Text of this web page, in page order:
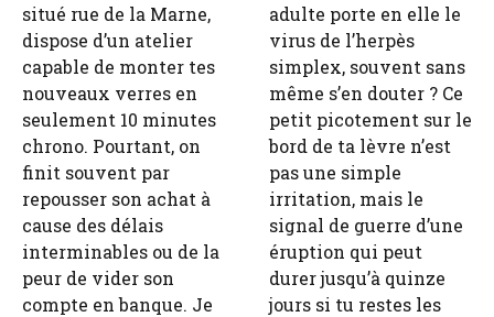
situé rue de la Marne,
dispose d’un atelier
capable de monter tes
nouveaux verres en
seulement 10 minutes
chrono. Pourtant, on
finit souvent par
repousser son achat à
cause des délais
interminables ou de la
peur de vider son
compte en banque. Je
adulte porte en elle le
virus de l’herpès
simplex, souvent sans
même s’en douter ? Ce
petit picotement sur le
bord de ta lèvre n’est
pas une simple
irritation, mais le
signal de guerre d’une
éruption qui peut
durer jusqu’à quinze
jours si tu restes les